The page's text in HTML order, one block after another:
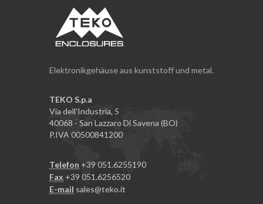
Elektronikgehäuse aus kunststoff und metal.
TEKO S.p.a
Via dell'Industria, 5
40068 - San Lazzaro Di Savena (BO)
P.IVA 00500841200
Telefon +39 051.6255190
Fax +39 051.6256520
E-mail sales@teko.it